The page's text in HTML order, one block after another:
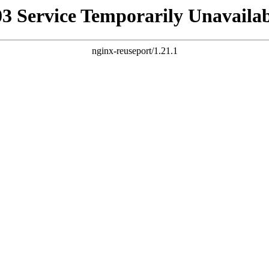
Service Temporarily
nginx-reuseport/1.21.1